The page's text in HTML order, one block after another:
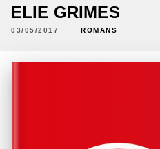
ELIE GRIMES
03/05/2017 ROMANS